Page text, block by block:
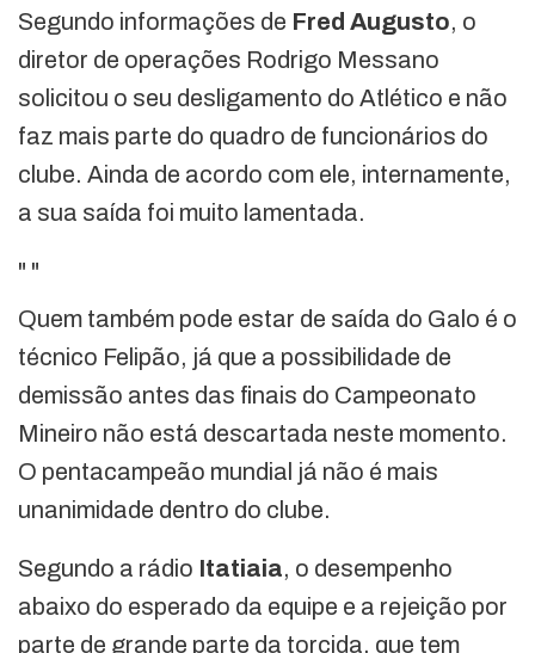
Segundo informações de Fred Augusto, o
diretor de operações Rodrigo Messano
solicitou o seu desligamento do Atlético e não
faz mais parte do quadro de funcionários do
clube. Ainda de acordo com ele, internamente,
a sua saída foi muito lamentada.
" "
Quem também pode estar de saída do Galo é o
técnico Felipão, já que a possibilidade de
demissão antes das finais do Campeonato
Mineiro não está descartada neste momento.
O pentacampeão mundial já não é mais
unanimidade dentro do clube.
Segundo a rádio Itatiaia, o desempenho
abaixo do esperado da equipe e a rejeição por
parte de grande parte da torcida, que tem